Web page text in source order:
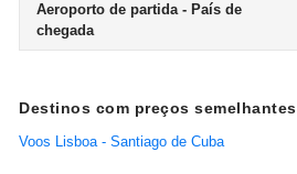
Aeroporto de partida - País de
chegada
Destinos com preços semelhantes
Voos Lisboa - Santiago de Cuba